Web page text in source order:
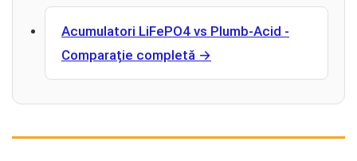
Acumulatori LiFePO4 vs Plumb-Acid -
Comparație completă →